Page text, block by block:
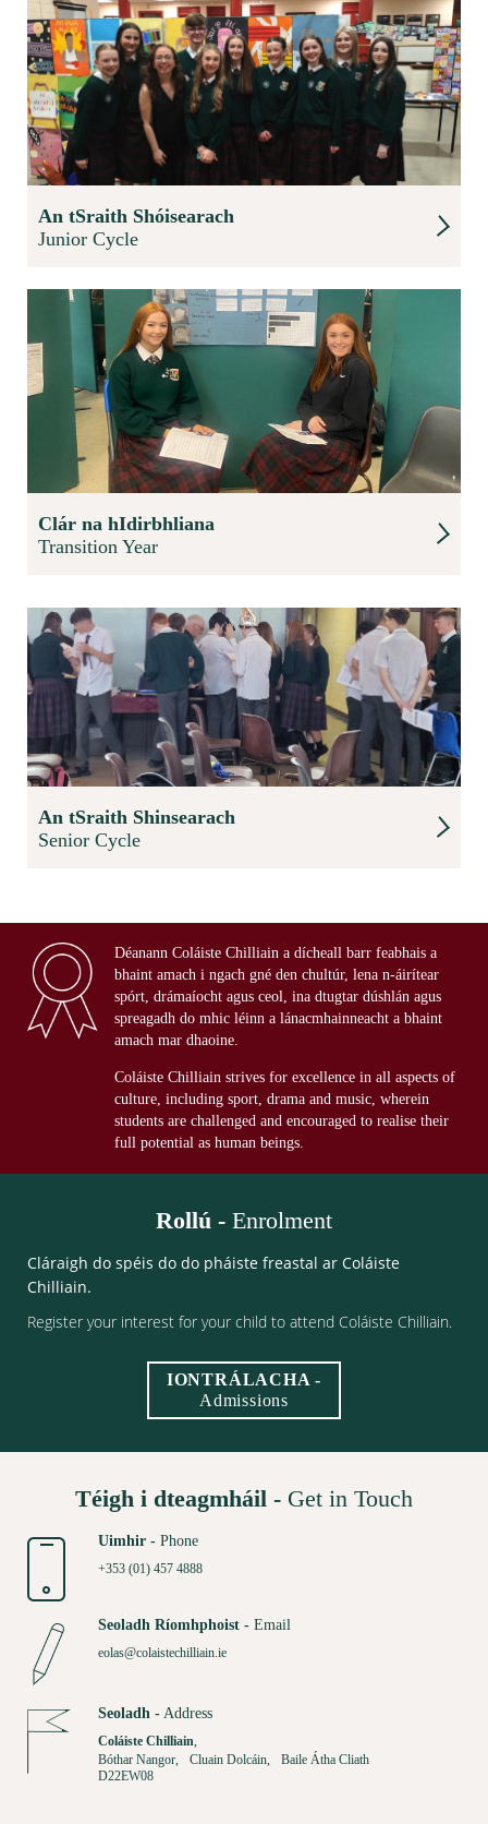
An tSraith Shóisearach
Junior Cycle
Clár na hIdirbhliana
Transition Year
An tSraith Shinsearach
Senior Cycle
Déanann Coláiste Chilliain a dícheall barr feabhais a
bhaint amach i ngach gné den chultúr, lena n-áirítear
spórt, drámaíocht agus ceol, ina dtugtar dúshlán agus
spreagadh do mhic léinn a lánacmhainneacht a bhaint
amach mar dhaoine.
Coláiste Chilliain strives for excellence in all aspects of
culture, including sport, drama and music, wherein
students are challenged and encouraged to realise their
full potential as human beings.
Rollú - Enrolment
Cláraigh do spéis do do pháiste freastal ar Coláiste
Chilliain.
Register your interest for your child to attend Coláiste Chilliain.
IONTRÁLACHA -
Admissions
Téigh i dteagmháil - Get in Touch
Uimhir - Phone
+353 (01) 457 4888
Seoladh Ríomhphoist - Email
eolas@colaistechilliain.ie
Seoladh - Address
Coláiste Chilliain
Bóthar Nangor, Cluain Dolcáin, Baile Átha Cliath
D22EW08